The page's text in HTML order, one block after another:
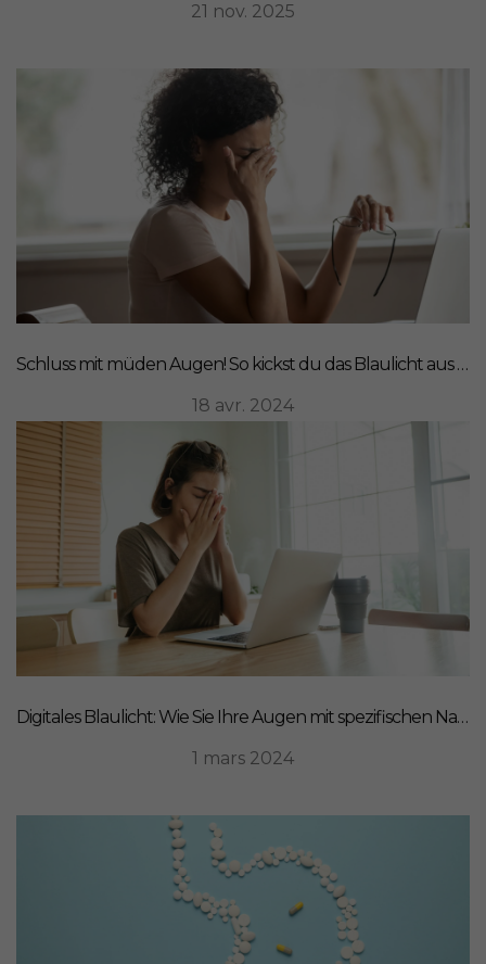
21 nov. 2025
Schluss mit müden Augen! So kickst du das Blaulicht aus deinem Leben
18 avr. 2024
Digitales Blaulicht: Wie Sie Ihre Augen mit spezifischen Nahrungsergänzungsmitteln schützen können
1 mars 2024